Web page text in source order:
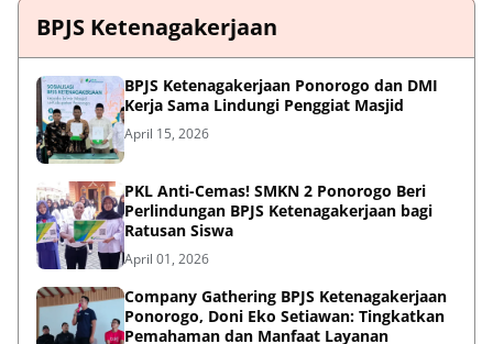
BPJS Ketenagakerjaan
BPJS Ketenagakerjaan Ponorogo dan DMI
Kerja Sama Lindungi Penggiat Masjid
April 15, 2026
PKL Anti-Cemas! SMKN 2 Ponorogo Beri
Perlindungan BPJS Ketenagakerjaan bagi
Ratusan Siswa
April 01, 2026
Company Gathering BPJS Ketenagakerjaan
Ponorogo, Doni Eko Setiawan: Tingkatkan
Pemahaman dan Manfaat Layanan